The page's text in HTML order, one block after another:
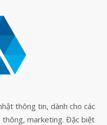
thông tin, dành cho các
thông, marketing. Đặc biệt